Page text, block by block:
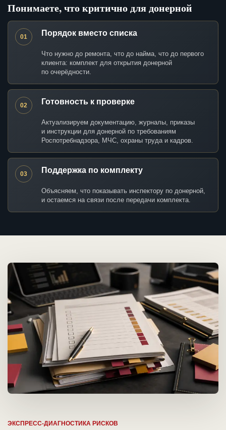
Понимаете, что критично для донерной
01 Порядок вместо списка
Что нужно до ремонта, что до найма, что до первого
клиента: комплект для открытия донерной
по очерёдности.
02 Готовность к проверке
Актуализируем документацию, журналы, приказы
и инструкции для донерной по требованиям
Роспотребнадзора, МЧС, охраны труда и кадров.
03 Поддержка по комплекту
Объясняем, что показывать инспектору по донерной,
и остаемся на связи после передачи комплекта.
ЭКСПРЕСС-ДИАГНОСТИКА РИСКОВ